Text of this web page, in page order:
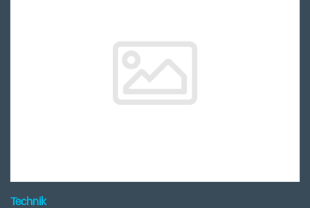
Technik